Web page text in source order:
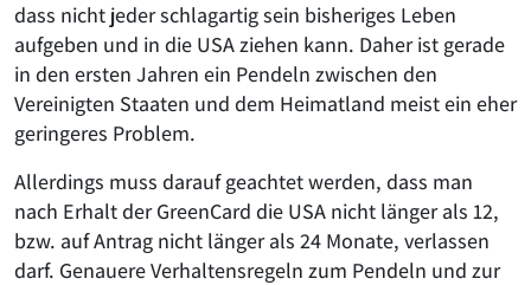
dass nicht jeder schlagartig sein bisheriges Leben
aufgeben und in die USA ziehen kann. Daher ist gerade
in den ersten Jahren ein Pendeln zwischen den
Vereinigten Staaten und dem Heimatland meist ein eher
geringeres Problem.
Allerdings muss darauf geachtet werden, dass man
nach Erhalt der GreenCard die USA nicht länger als 12,
bzw. auf Antrag nicht länger als 24 Monate, verlassen
darf. Genauere Verhaltensregeln zum Pendeln und zur